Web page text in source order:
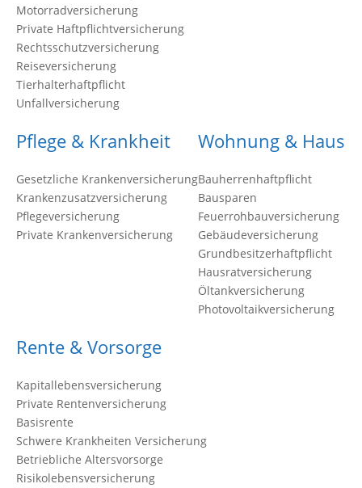
Motorradversicherung
Private Haftpflichtversicherung
Rechtsschutzversicherung
Reiseversicherung
Tierhalterhaftpflicht
Unfallversicherung
Pflege & Krankheit
Gesetzliche Krankenversicherung
Krankenzusatzversicherung
Pflegeversicherung
Private Krankenversicherung
Wohnung & Haus
Bauherrenhaftpflicht
Bausparen
Feuerrohbauversicherung
Gebäudeversicherung
Grundbesitzerhaftpflicht
Hausratversicherung
Öltankversicherung
Photovoltaikversicherung
Rente & Vorsorge
Kapitallebensversicherung
Private Rentenversicherung
Basisrente
Schwere Krankheiten Versicherung
Betriebliche Altersvorsorge
Risikolebensversicherung